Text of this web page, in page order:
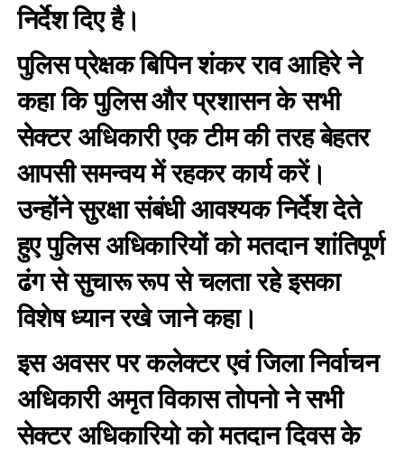
निर्देश दिए है।
पुलिस प्रेक्षक बिपिन शंकर राव आहिरे ने
कहा कि पुलिस और प्रशासन के सभी
सेक्टर अधिकारी एक टीम की तरह बेहतर
आपसी समन्वय में रहकर कार्य करें।
उन्होंने सुरक्षा संबंधी आवश्यक निर्देश देते
हुए पुलिस अधिकारियों को मतदान शांतिपूर्ण
ढंग से सुचारू रूप से चलता रहे इसका
विशेष ध्यान रखे जाने कहा।
इस अवसर पर कलेक्टर एवं जिला निर्वाचन
अधिकारी अमृत विकास तोपनो ने सभी
सेक्टर अधिकारियो को मतदान दिवस के